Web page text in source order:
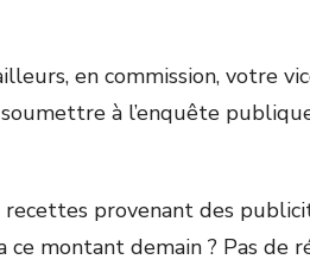
en commission, votre
à l’enquête
provenant des
montant demain ? Pas de